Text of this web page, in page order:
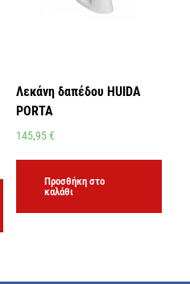
Λεκάνη δαπέδου HUIDA
PORTA
145,95€
Προσθήκη στο
καλάθι